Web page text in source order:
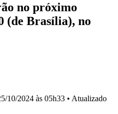
no próximo
(de Brasília), no
10/2024 às 05h33 • Atualizado